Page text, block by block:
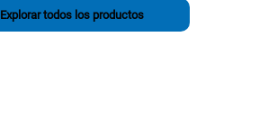
Explorar todos los productos